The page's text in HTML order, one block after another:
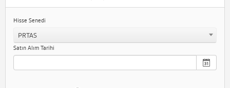
Hisse Senedi
PRTAS
Satın Alım Tarihi